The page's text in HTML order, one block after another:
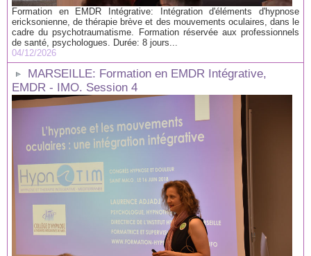
Formation en EMDR Intégrative: Intégration d'éléments d'hypnose
ericksonienne, de thérapie brève et des mouvements oculaires, dans le
cadre du psychotraumatisme. Formation réservée aux professionnels
de santé, psychologues. Durée: 8 jours...
04/12/2026
MARSEILLE: Formation en EMDR Intégrative,
EMDR - IMO. Session 4